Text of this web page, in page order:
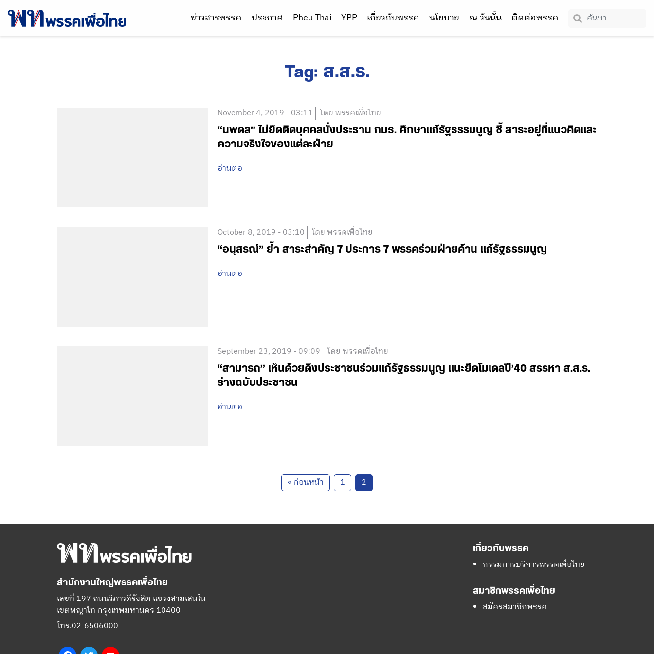
ข่าวสารพรรค ประกาศ Pheu Thai – YPP เกี่ยวกับพรรค นโยบาย ณ วันนั้น ติดต่อพรรค
Tag: ส.ส.ร.
November 4, 2019 - 03:11 โดย พรรคเพื่อไทย
“นพดล” ไม่ยึดติดบุคคลนั่งประธาน กมธ. ศึกษาแก้รัฐธรรมนูญ ชี้ สาระอยู่ที่แนวคิดและ
ความจริงใจของแต่ละฝ่าย
อ่านต่อ
October 8, 2019 - 03:10 โดย พรรคเพื่อไทย
“อนุสรณ์” ย้ำ สาระสำคัญ 7 ประการ 7 พรรคร่วมฝ่ายค้าน แก้รัฐธรรมนูญ
อ่านต่อ
September 23, 2019 - 09:09 โดย พรรคเพื่อไทย
“สามารถ” เห็นด้วยดึงประชาชนร่วมแก้รัฐธรรมนูญ แนะยึดโมเดลปี’40 สรรหา ส.ส.ร.
ร่างฉบับประชาชน
อ่านต่อ
« ก่อนหน้า 1 2
สำนักงานใหญ่พรรคเพื่อไทย
เลขที่ 197 ถนนวิภาวดีรังสิต แขวงสามเสนใน
เขตพญาไท กรุงเทพมหานคร 10400
โทร.02-6506000
เกี่ยวกับพรรค
กรรมการบริหารพรรคเพื่อไทย
สมาชิกพรรคเพื่อไทย
สมัครสมาชิกพรรค